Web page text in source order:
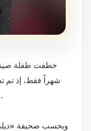
خطفت طفلة
شهراً فقط، إذ تم
التزلج الكهربية في هذا السن الصغير.
وبحسب صحيفة «ديلي